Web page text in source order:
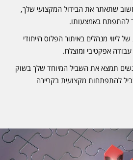
שתאתר את הבידול המקצועי שלך,
להתפתח באמצעותו.
מנהלים באיתור הפלוס הייחודי
אפקטיבי ומוצלח.
תמצא את השביל המיוחד שלך בשוק
להתפתחות מקצועית בקריירה